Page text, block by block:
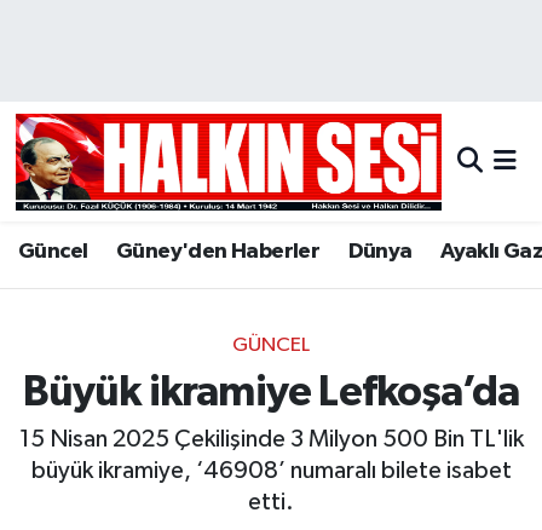
Güncel Güney'den Haberler Dünya Ayaklı
GÜNCEL
Büyük ikramiye Lefkoşa’da
15 Nisan 2025 Çekilişinde 3 Milyon 500 Bin TL'lik
büyük ikramiye, ‘46908’ numaralı bilete isabet
etti.
Hava Durumu
Trafik Durumu
Son Dakika Haberleri
Haber Arşivi